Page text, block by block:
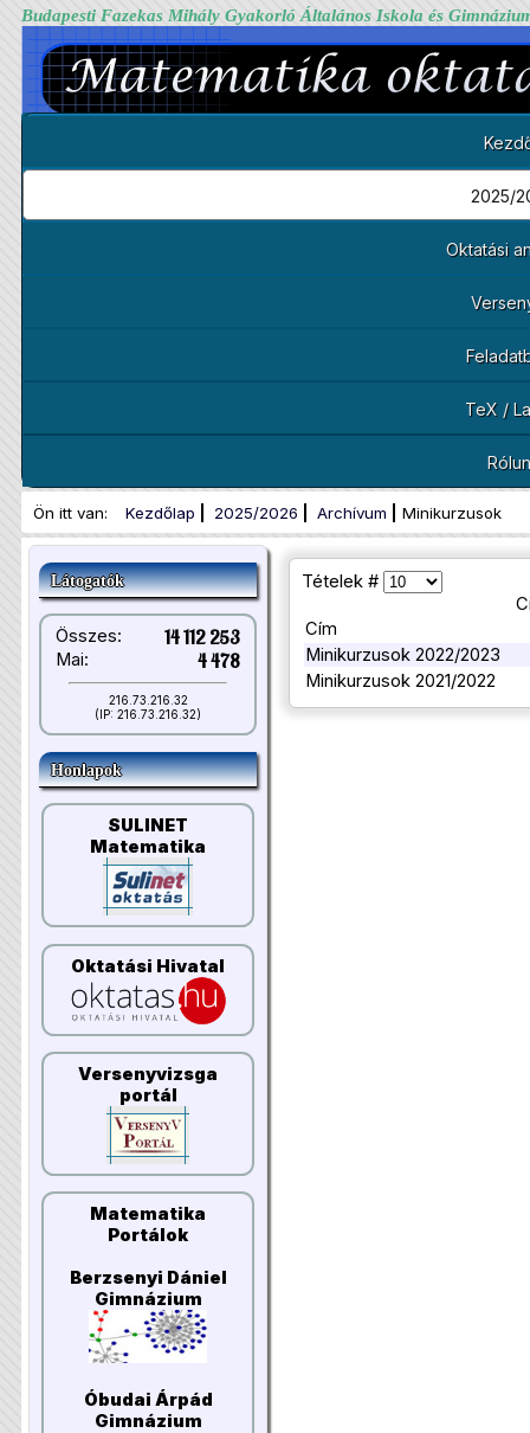
Budapesti Fazekas Mihály Gyakorló Általános Iskola és
2025/
Oktatási
TeX /
Ön itt van: Kezdőlap 2025/2026 Archívum Minikurzusok
Látogatók
Összes: 14 112 253
Mai: 4 478
216.73.216.32
(IP: 216.73.216.32)
Honlapok
SULINET
Matematika
Oktatási Hivatal
Versenyvizsga
portál
Matematika
Portálok
Berzsenyi Dániel
Gimnázium
Óbudai Árpád
Gimnázium
Tételek #
Cím
Minikurzusok 2022/2023
Minikurzusok 2021/2022